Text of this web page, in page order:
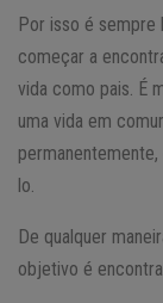
Por isso é sempre
começar a
vida como pais. É
uma vida em
lo.
De qualquer
objetivo é